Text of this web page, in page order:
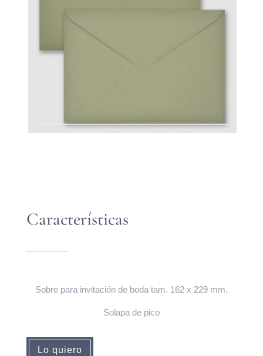
Características
Sobre para invitación de boda tam. 162 x 229 mm.
Solapa de pico
Lo quiero